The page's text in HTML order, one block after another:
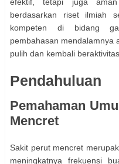
berdasarkan riset ilmiah
kompeten di bidang
pembahasan mendalamnya
pulih dan kembali
Pendahuluan
Pemahaman
Mencret
Sakit perut mencret
meningkatnya frekuensi